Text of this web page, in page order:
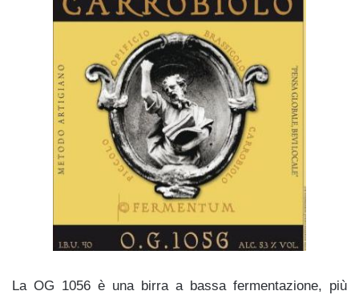
La OG 1056 è una birra a bassa fermentazione, più